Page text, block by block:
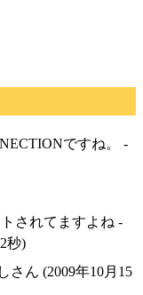
ですね。 -
トされてますよね -
秒)
さん (2009年10月15